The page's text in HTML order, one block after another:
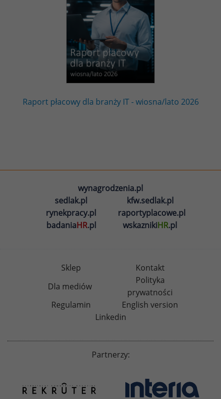
Raport płacowy dla branży IT - wiosna/lato 2026
wynagrodzenia.pl
sedlak.pl
kfw.sedlak.pl
rynekpracy.pl
raportyplacowe.pl
badaniaHR.pl wskaznikiHR.pl
Sklep
Kontakt
Dla mediów
Polityka
prywatności
Regulamin
English version
Linkedin
Partnerzy: